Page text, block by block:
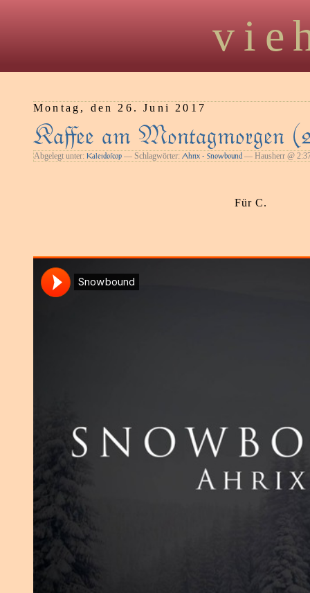
Montag, den 26. Juni 2017
Kaﬀee am Montagmorgen
Abgelegt unter: Kaleidoſcop — Schlagwörter: Ahrix - Snowbound— Hausherr @
Für C.